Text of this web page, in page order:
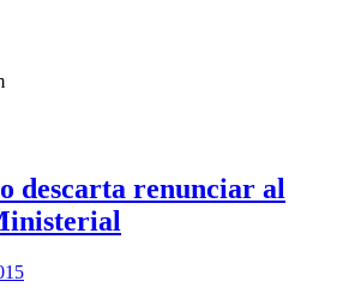
descarta renunciar al